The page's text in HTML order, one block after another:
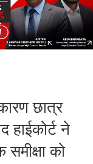
छात्र
हाईकोर्ट ने
को